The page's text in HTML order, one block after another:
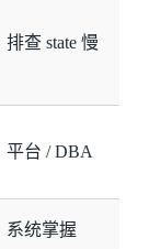
排查 state 慢
平台 / DBA
系统掌握